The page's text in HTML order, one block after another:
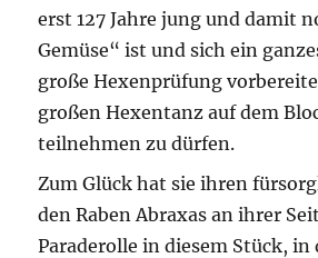
erst 127 Jahre jung und damit
Gemüse“ ist und sich ein
große Hexenprüfung
großen Hexentanz auf dem
teilnehmen zu dürfen.
Zum Glück hat sie ihren
den Raben Abraxas an ihrer
Paraderolle in diesem Stück, in